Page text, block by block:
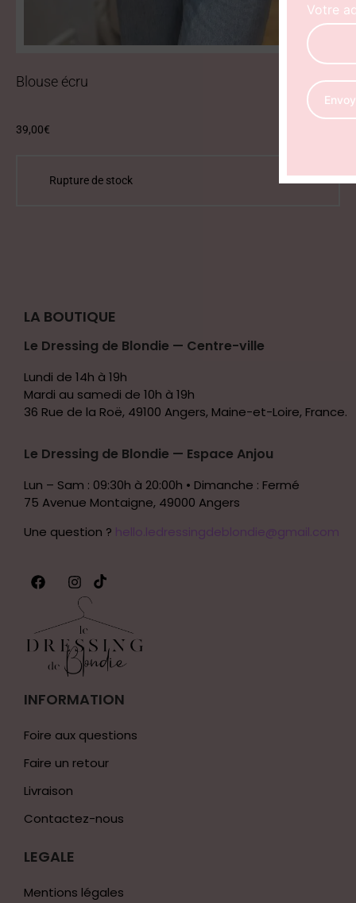
Blouse écru
39,00€
LA BOUTIQUE
Le Dressing de Blondie — Centre-ville
Lundi de 14h à 19h
Mardi au samedi de 10h à 19h
36 Rue de la Roë, 49100 Angers, Maine-et-Loire, France.
Le Dressing de Blondie — Espace Anjou
Lun – Sam : 09:30h à 20:00h • Dimanche : Fermé
75 Avenue Montaigne, 49000 Angers
Une question ? hello.ledressingdeblondie@gmail.com
INFORMATION
Foire aux questions
Faire un retour
Livraison
Contactez-nous
LEGALE
Mentions légales